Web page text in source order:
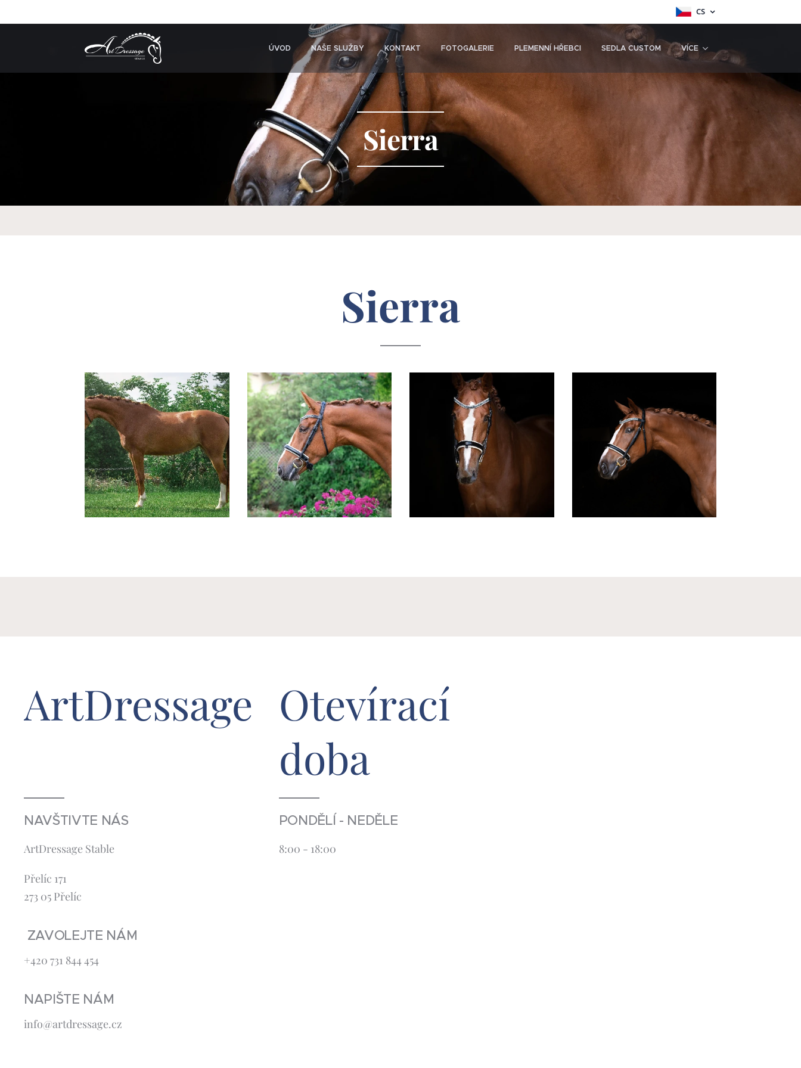
CS
ÚVOD NAŠE SLUŽBY KONTAKT FOTOGALERIE PLEMENNÍ HŘEBCI SEDLA CUSTOM VÍCE
Sierra
Sierra
ArtDressage
NAVŠTIVTE NÁS
ArtDressage Stable
Přelíc 171
273 05 Přelíc
ZAVOLEJTE NÁM
+420 731 844 454
NAPIŠTE NÁM
info@artdressage.cz
Otevírací
doba
PONDĚLÍ - NEDĚLE
8:00 - 18:00